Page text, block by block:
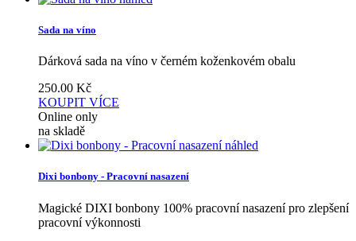
Sada na víno
Dárková sada na víno v černém koženkovém obalu
250.00 Kč
KOUPIT VÍCE
Online only
na skladě
náhled
Dixi bonbony - Pracovní nasazení
Magické DIXI bonbony 100% pracovní nasazení pro zlepšení
pracovní výkonnosti